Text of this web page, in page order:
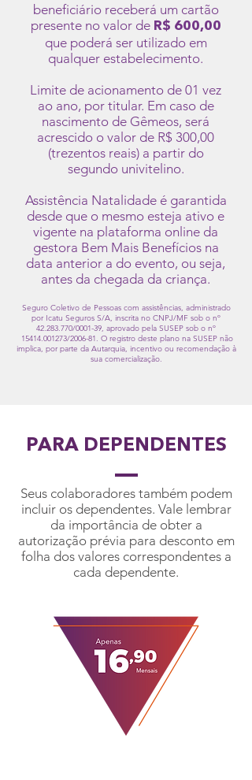
beneficiário receberá um cartão
presente no valor de R$ 600,00
que poderá ser utilizado em
qualquer estabelecimento.
Limite de acionamento de 01 vez
ao ano, por titular. Em caso de
nascimento de Gêmeos, será
acrescido o valor de R$ 300,00
(trezentos reais) a partir do
segundo univitelino.
Assistência Natalidade é garantida
desde que o mesmo esteja ativo e
vigente na plataforma online da
gestora Bem Mais Benefícios na
data anterior a do evento, ou seja,
antes da chegada da criança.
Seguro Coletivo de Pessoas com assistências, administrado
por Icatu Seguros S/A, inscrita no CNPJ/MF sob o nº
42.283.770/0001-39, aprovado pela SUSEP sob o nº
15414.001273/2006-81. O registro deste plano na SUSEP não
implica, por parte da Autarquia, incentivo ou recomendação à
sua comercialização.
PARA DEPENDENTES
Seus colaboradores também podem
incluir os dependentes. Vale lembrar
da importância de obter a
autorização prévia para desconto em
folha dos valores correspondentes a
cada dependente.